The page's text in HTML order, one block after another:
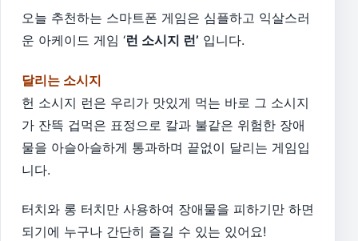
오늘 추천하는 스마트폰 게임은 심플하고 익살스러
운 아케이드 게임 ‘런 소시지 런’ 입니다.
달리는 소시지
헌 소시지 런은 우리가 맛있게 먹는 바로 그 소시지
가 잔뜩 겁먹은 표정으로 칼과 불같은 위험한 장애
물을 아슬아슬하게 통과하며 끝없이 달리는 게임입
니다.
터치와 롱 터치만 사용하여 장애물을 피하기만 하면
되기에 누구나 간단히 즐길 수 있는 있어요!